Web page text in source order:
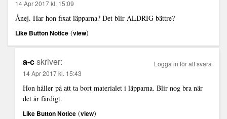
14 Apr 2017 kl. 15:09
Ånej. Har hon fixat läpparna? Det blir ALDRIG bättre?
Like Button Notice (view)
a-cskriver:
14 Apr 2017 kl. 15:43
Hon håller på att ta bort materialet i läpparna. Blir nog bra när
det är färdigt.
Like Button Notice (view)
Logga in för att svara